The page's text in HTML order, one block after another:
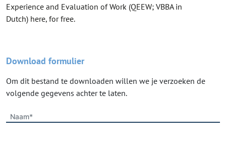
Experience and Evaluation of Work (QEEW; VBBA in
Dutch) here, for free.
Download formulier
Om dit bestand te downloaden willen we je verzoeken de
volgende gegevens achter te laten.
Naam*